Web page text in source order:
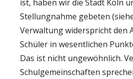
ist, haben wir die Stadt Köln
Stellungnahme gebeten
Verwaltung widerspricht den
Schüler in wesentlichen
Das ist nicht ungewöhnlich.
Schulgemeinschaften